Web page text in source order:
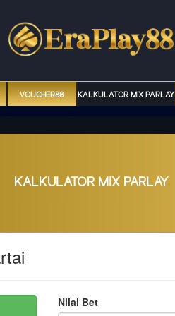
VOUCHER88 KALKULATOR MIX PARLAY
KALKULATOR MIX PARLAY